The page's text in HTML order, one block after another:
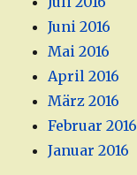
Juni 2016
Mai 2016
April 2016
März 2016
Februar 2016
Januar 2016